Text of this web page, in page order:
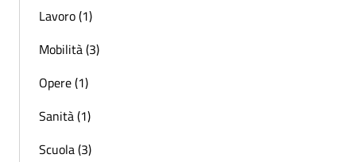
Lavoro (1)
Mobilità (3)
Opere (1)
Sanità (1)
Scuola (3)